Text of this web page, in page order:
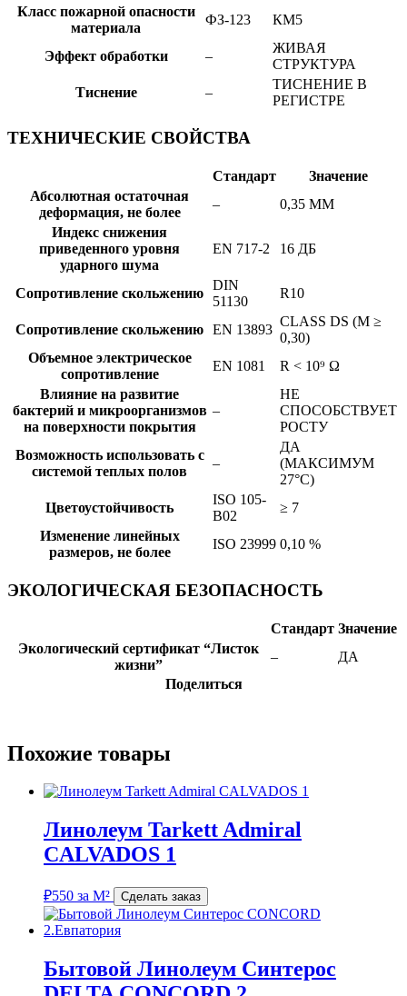
Класс пожарной опасности
материала
ФЗ-123 КМ5
Эффект обработки –
ЖИВАЯ
СТРУКТУРА
Тиснение
–
ТИСНЕНИЕ В
РЕГИСТРЕ
ТЕХНИЧЕСКИЕ СВОЙСТВА
Стандарт
Значение
Абсолютная остаточная
деформация, не более
–
0,35 ММ
Индекс снижения
приведенного уровня
ударного шума
EN 717-2 16 ДБ
Сопротивление скольжению
DIN
51130
R10
Сопротивление скольжению EN 13893
CLASS DS (Μ ≥
0,30)
Объемное электрическое
сопротивление
EN 1081
R < 10⁹ Ω
Влияние на развитие
бактерий и микроорганизмов
на поверхности покрытия
–
НЕ
СПОСОБСТВУЕТ
РОСТУ
Возможность использовать с
системой теплых полов
–
ДА
(МАКСИМУМ
27°C)
Цветоустойчивость
ISO 105-
B02
≥ 7
Изменение линейных
размеров, не более
ISO 23999 0,10 %
ЭКОЛОГИЧЕСКАЯ БЕЗОПАСНОСТЬ
Стандарт Значение
Экологический сертификат “Листок
жизни”
–
ДА
Поделиться
Похожие товары
Линолеум Tarkett Admiral
CALVADOS 1
₽550 за М² Сделать заказ
Бытовой Линолеум Синтерос